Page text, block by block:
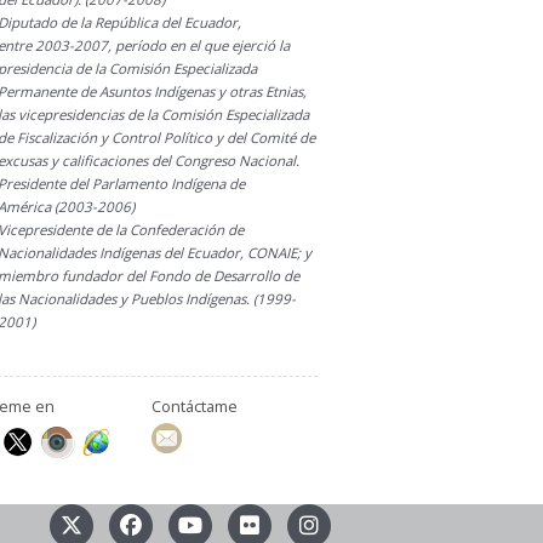
Diputado de la República del Ecuador,
entre 2003-2007, período en el que ejerció la
presidencia de la Comisión Especializada
Permanente de Asuntos Indígenas y otras Etnias,
las vicepresidencias de la Comisión Especializada
de Fiscalización y Control Político y del Comité de
excusas y calificaciones del Congreso Nacional.
Presidente del Parlamento Indígena de
(2003-2006)
Vicepresidente de la Confederación de
Nacionalidades Indígenas del Ecuador, CONAIE; y
miembro fundador del Fondo de Desarrollo de
las Nacionalidades y Pueblos Indígenas. (1999-
en Contáctame